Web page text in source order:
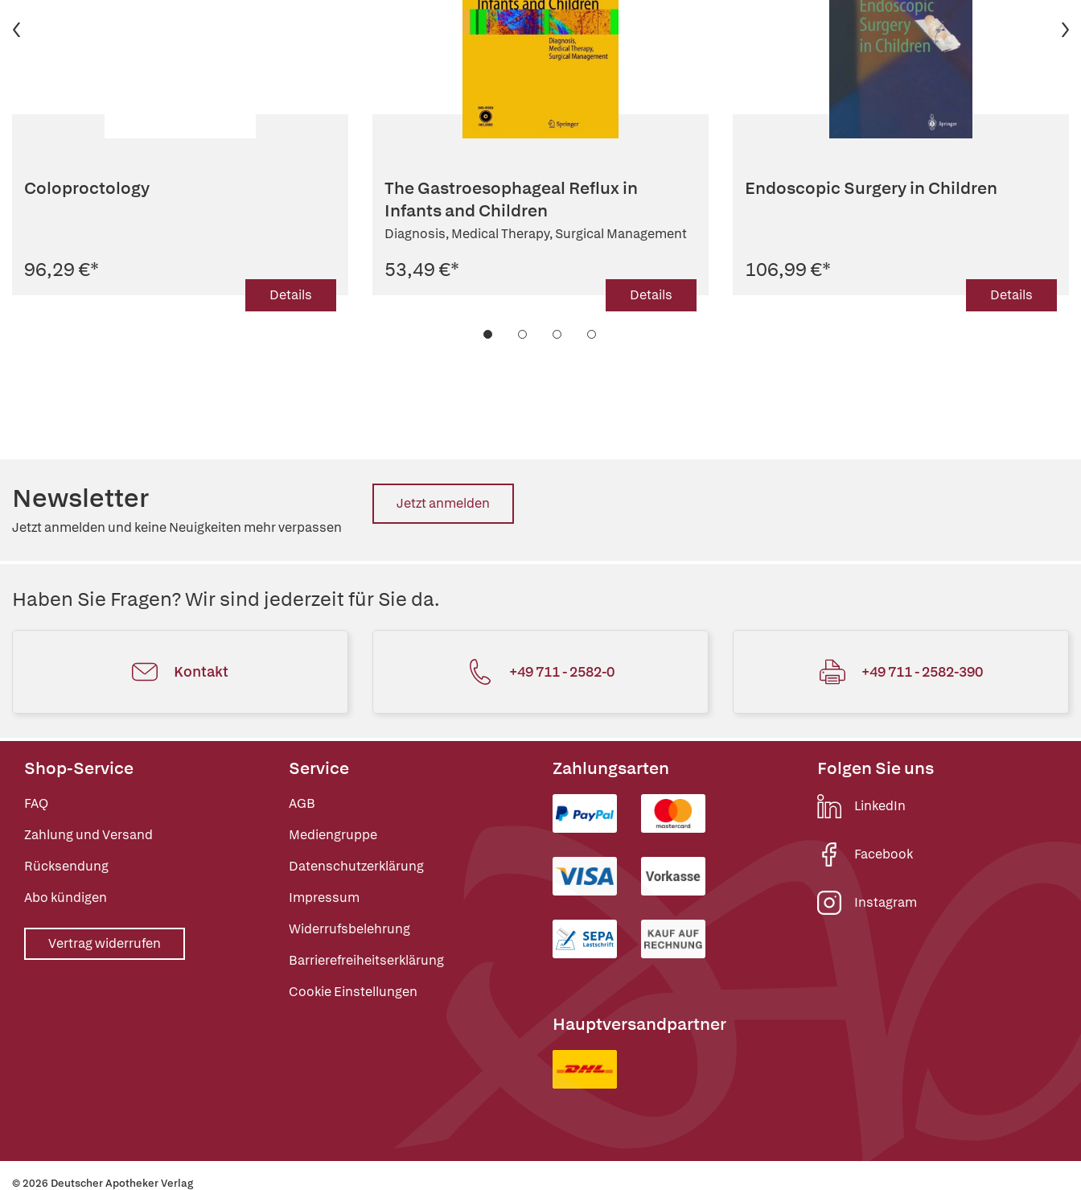
Coloproctology
96,29 €*
Details
The Gastroesophageal Reflux in
Infants and Children
Diagnosis, Medical Therapy, Surgical Management
53,49 €*
Details
Endoscopic Surgery in Children
106,99 €*
Details
Newsletter
Jetzt anmelden und keine Neuigkeiten mehr verpassen
Jetzt anmelden
Haben Sie Fragen? Wir sind jederzeit für Sie da.
Kontakt +49 711 - 2582-0 +49 711 - 2582-390
Shop-Service
FAQ
Zahlung und Versand
Rücksendung
Abo kündigen
Vertrag widerrufen
Service
AGB
Mediengruppe
Datenschutzerklärung
Impressum
Widerrufsbelehrung
Barrierefreiheitserklärung
Cookie Einstellungen
Zahlungsarten
Hauptversandpartner
Folgen Sie uns
LinkedIn
Facebook
Instagram
© 2026 Deutscher Apotheker Verlag